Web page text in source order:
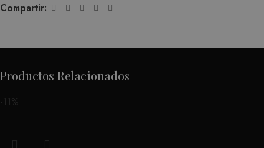
Compartir:
Productos Relacionados
-11%